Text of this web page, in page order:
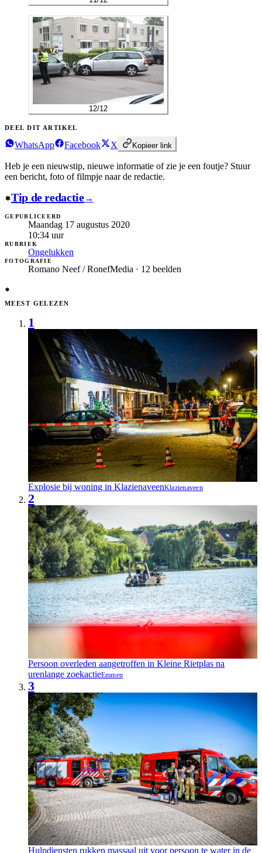
12/12
DEEL DIT ARTIKEL
WhatsApp Facebook X Kopieer link
Heb je een nieuwstip, nieuwe informatie of zie je een foutje? Stuur
een bericht, foto of filmpje naar de redactie.
Tip de redactie→
GEPUBLICEERD
Maandag 17 augustus 2020
10:34 uur
RUBRIEK
Ongelukken
FOTOGRAFIE
Romano Neef / RonefMedia · 12 beelden
MEEST GELEZEN
1
Explosie bij woning in KlazienaveenKlazienaveen
2
Persoon overleden aangetroffen in Kleine Rietplas na
urenlange zoekactieEmmen
3
Hulpdiensten rukken massaal uit voor persoon te water in de